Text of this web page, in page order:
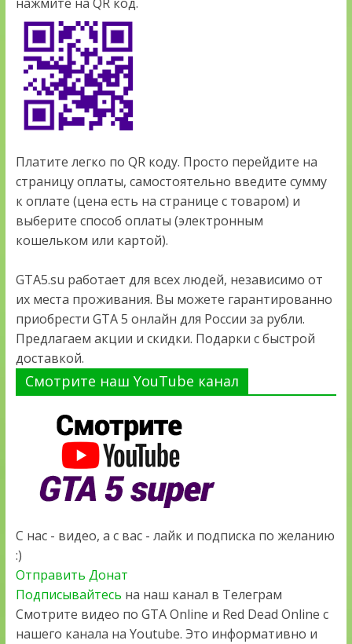
Платите легко по QR коду. Просто перейдите на
страницу оплаты, самостоятельно введите сумму
к оплате (цена есть на странице с товаром) и
выберите способ оплаты (электронным
кошельком или картой).
GTA5.su работает для всех людей, независимо от
их места проживания. Вы можете гарантированно
приобрести GTA 5 онлайн для России за рубли.
Предлагаем акции и скидки. Подарки с быстрой
доставкой.
Смотрите наш YouTube канал
С нас - видео, а с вас - лайк и подписка по желанию
:)
Отправить Донат
Подписывайтесь на наш канал в Телеграм
Смотрите видео по GTA Online и Red Dead Online с
нашего канала на Youtube. Это информативно и